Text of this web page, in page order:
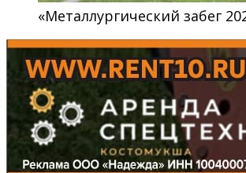
«Металлургический забег